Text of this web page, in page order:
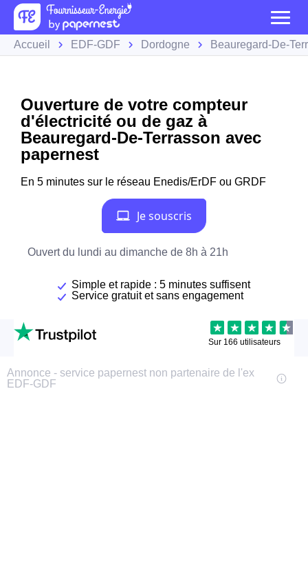
Accueil EDF-GDF Dordogne Beauregard-De-